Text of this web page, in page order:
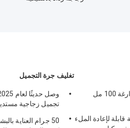
تغليف جرة التجميل
العين والوجه - خدمة OEM متاحة
50 جرام العناية
زجاجات العطور الفاخرة الفارغة 100 مل
لإعادة الملء